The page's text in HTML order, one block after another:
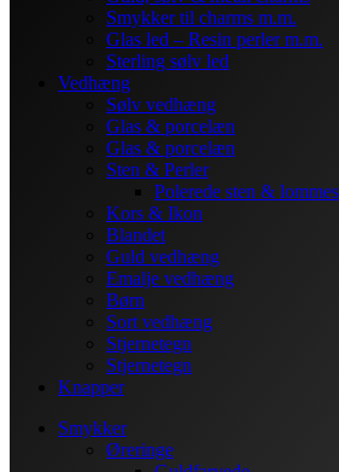
Smykker til charms m.m.
Glas led – Resin perler m.m.
Sterling sølv led
Vedhæng
Sølv vedhæng
Glas & porcelæn
Glas & porcelæn
Sten & Perler
Polerede sten &
Kors & Ikon
Blandet
Guld vedhæng
Emalje vedhæng
Børn
Sort vedhæng
Stjernetegn
Stjernetegn
Knapper
Smykker
Øreringe